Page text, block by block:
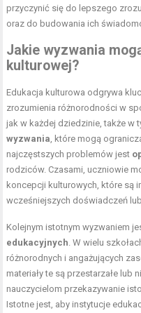
przyczynić się do lepszego
oraz do budowania ich
Jakie wyzwania
kulturowej?
Edukacja kulturowa odgrywa
zrozumienia różnorodności w
jak w każdej dziedzinie, także w
wyzwania , które mogą
najczęstszych problemów jest
rodziców. Czasami, uczniowie
koncepcji kulturowych, które są
wcześniejszych doświadczeń
Kolejnym istotnym wyzwaniem
edukacyjnych . W wielu
różnorodnych i angażujących
materiały te są przestarzałe
nauczycielom przekazywanie
Istotne jest, aby instytucje